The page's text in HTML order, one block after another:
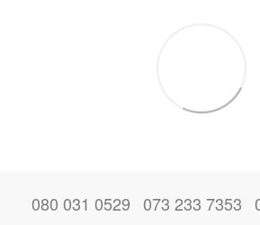
080 031 0529 073 233 7353